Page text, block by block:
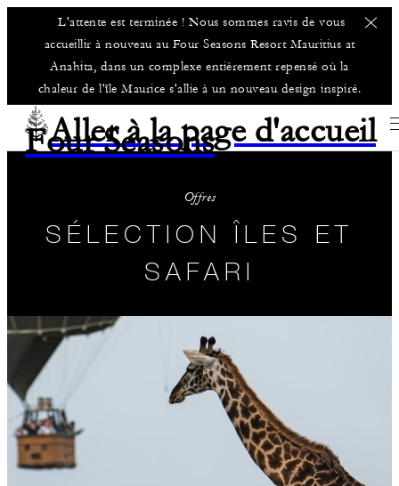
L'attente est terminée ! Nous sommes ravis de vous
accueillir à nouveau au Four Seasons Resort Mauritius at
Anahita, dans un complexe entièrement repensé où la
chaleur de l'île Maurice s'allie à un nouveau design inspiré.
Aller à la page d'accueil
Four Seasons
Offres
SÉLECTION ÎLES ET
SAFARI